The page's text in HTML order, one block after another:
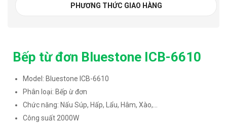
PHƯƠNG THỨC GIAO HÀNG
Bếp từ đơn Bluestone ICB-6610
Model: Bluestone ICB-6610
Phân loại: Bếp ừ đơn
Chức năng: Nấu Súp, Hấp, Lẩu, Hâm, Xào,…
Công suất 2000W